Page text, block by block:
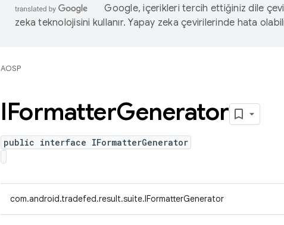
Google, içerikleri tercih ettiğiniz dile
zeka teknolojisini kullanır. Yapay zeka çevirilerinde hata
AOSP
IFormatterGenerator
public interface IFormatterGenerator
com.android.tradefed.result.suite.IFormatterGenerator